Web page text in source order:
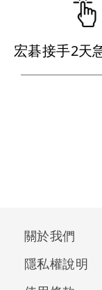
關於我們
隱私權說明